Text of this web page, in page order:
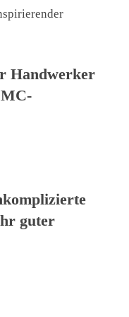
Handwerker
guter